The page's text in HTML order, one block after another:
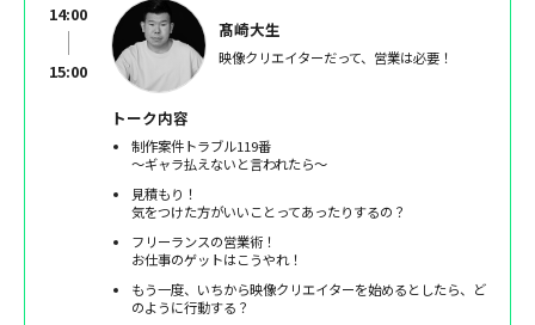
14:00
15:00
髙崎大生
映像クリエイターだって、営業は必要！
トーク内容
制作案件トラブル119番
〜ギャラ払えないと言われたら〜
見積もり！
気をつけた方がいいことってあったりするの？
フリーランスの営業術！
お仕事のゲットはこうやれ！
もう一度、いちから映像クリエイターを始めるとしたら、ど
のように行動する？